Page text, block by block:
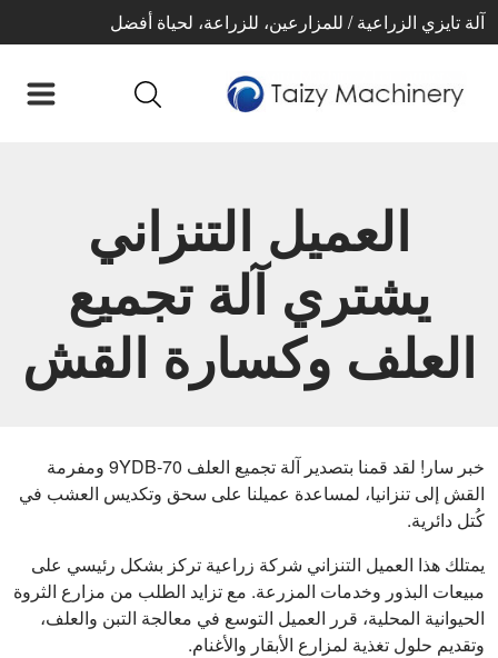
آلة تايزي الزراعية / للمزارعين، للزراعة، لحياة أفضل
العميل التنزاني
يشتري آلة تجميع
العلف وكسارة القش
خبر سار! لقد قمنا بتصدير آلة تجميع العلف 9YDB-70 ومفرمة
القش إلى تنزانيا، لمساعدة عميلنا على سحق وتكديس العشب في
كُتل دائرية.
يمتلك هذا العميل التنزاني شركة زراعية تركز بشكل رئيسي على
مبيعات البذور وخدمات المزرعة. مع تزايد الطلب من مزارع الثروة
الحيوانية المحلية، قرر العميل التوسع في معالجة التبن والعلف،
وتقديم حلول تغذية لمزارع الأبقار والأغنام.